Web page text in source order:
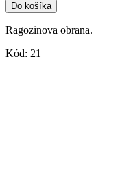
Do košíka
Ragozinova obrana.
Kód: 21